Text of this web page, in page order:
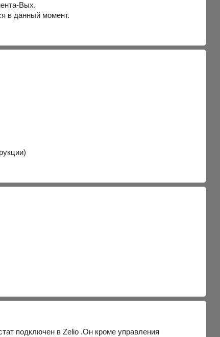
Вых.
в данный момент.
подключен в Zelio .Он кроме управления